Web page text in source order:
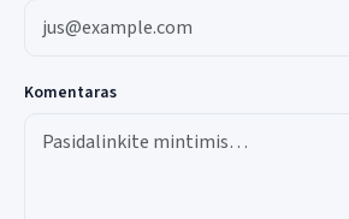
Komentaras